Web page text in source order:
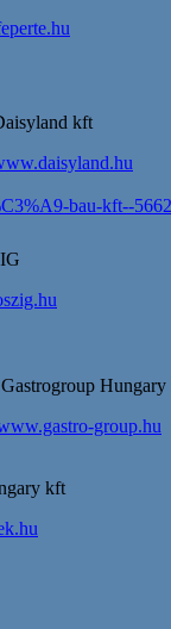
kft
bau-kft--
Gastrogroup
group.hu
kft